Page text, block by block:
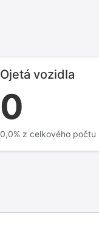
Ojetá vozidla
0
0,0% z celkového počtu